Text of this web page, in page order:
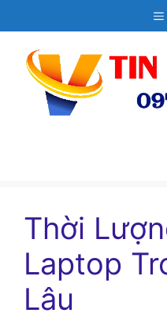
đến
dung
Thời
Laptop
Lâu